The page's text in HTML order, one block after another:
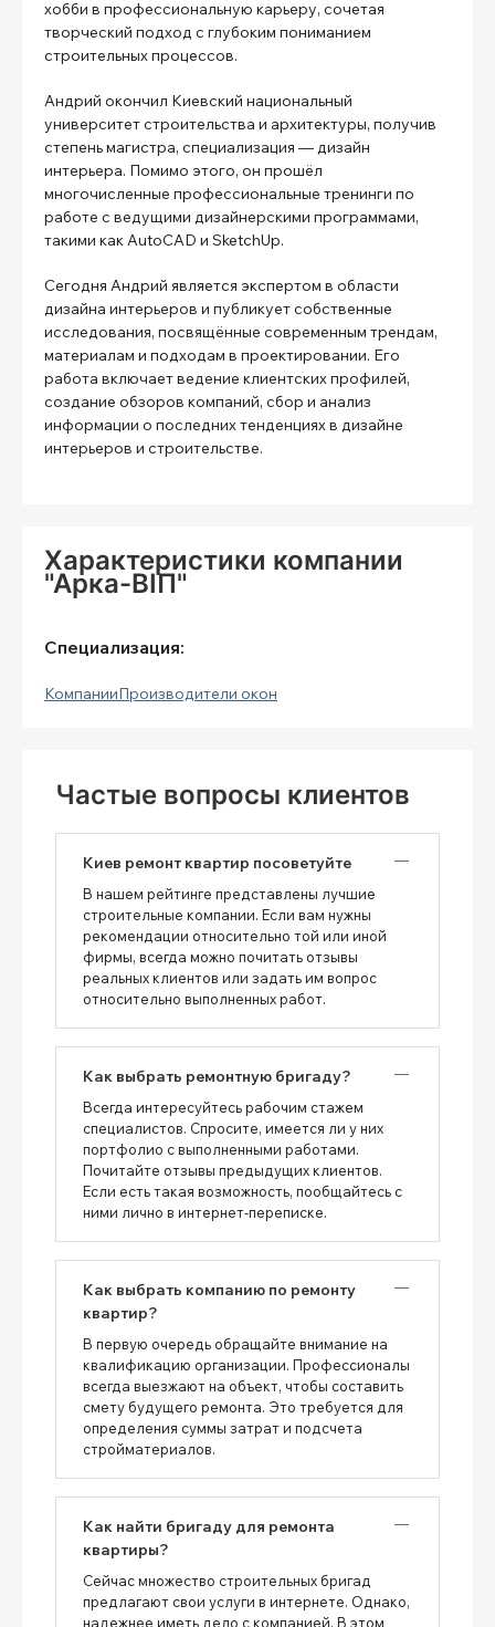
хобби в профессиональную карьеру, сочетая
творческий подход с глубоким пониманием
строительных процессов.
Андрий окончил Киевский национальный
университет строительства и архитектуры, получив
степень магистра, специализация — дизайн
интерьера. Помимо этого, он прошёл
многочисленные профессиональные тренинги по
работе с ведущими дизайнерскими программами,
такими как AutoCAD и SketchUp.
Сегодня Андрий является экспертом в области
дизайна интерьеров и публикует собственные
исследования, посвящённые современным трендам,
материалам и подходам в проектировании. Его
работа включает ведение клиентских профилей,
создание обзоров компаний, сбор и анализ
информации о последних тенденциях в дизайне
интерьеров и строительстве.
Характеристики компании
"Арка-ВІП"
Специализация:
КомпанииПроизводители окон
Частые вопросы клиентов
Киев ремонт квартир посоветуйте
В нашем рейтинге представлены лучшие
строительные компании. Если вам нужны
рекомендации относительно той или иной
фирмы, всегда можно почитать отзывы
реальных клиентов или задать им вопрос
относительно выполненных работ.
Как выбрать ремонтную бригаду?
Всегда интересуйтесь рабочим стажем
специалистов. Спросите, имеется ли у них
портфолио с выполненными работами.
Почитайте отзывы предыдущих клиентов.
Если есть такая возможность, пообщайтесь с
ними лично в интернет-переписке.
Как выбрать компанию по ремонту
квартир?
В первую очередь обращайте внимание на
квалификацию организации. Профессионалы
всегда выезжают на объект, чтобы составить
смету будущего ремонта. Это требуется для
определения суммы затрат и подсчета
стройматериалов.
Как найти бригаду для ремонта
квартиры?
Сейчас множество строительных бригад
предлагают свои услуги в интернете. Однако,
надежнее иметь дело с компанией. В этом